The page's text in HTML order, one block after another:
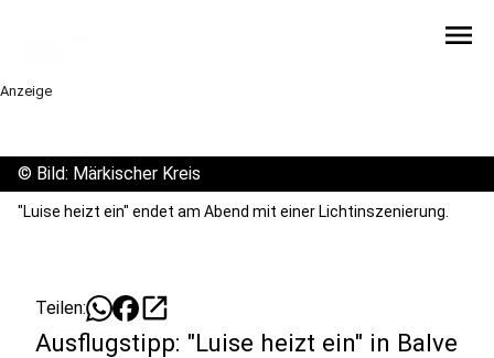
menu
Anzeige
© Bild: Märkischer Kreis
"Luise heizt ein" endet am Abend mit einer Lichtinszenierung.
Teilen: open_in_new
Ausflugstipp: "Luise heizt ein" in Balve